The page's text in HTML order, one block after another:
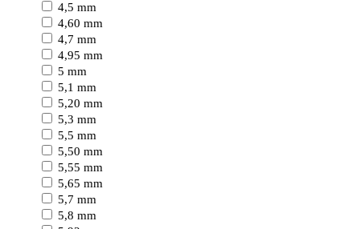
4,5 mm
4,60 mm
4,7 mm
4,95 mm
5 mm
5,1 mm
5,20 mm
5,3 mm
5,5 mm
5,50 mm
5,55 mm
5,65 mm
5,7 mm
5,8 mm